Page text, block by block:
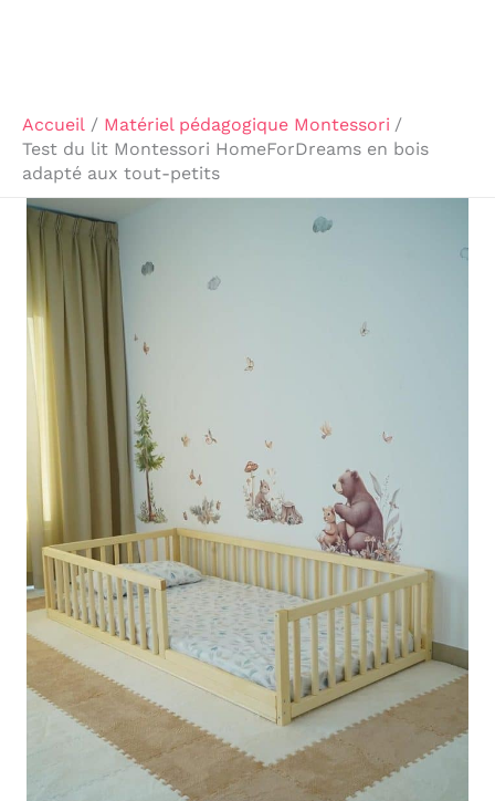
Accueil
Matériel pédagogique Montessori
Test du lit Montessori HomeForDreams en bois
adapté aux tout-petits